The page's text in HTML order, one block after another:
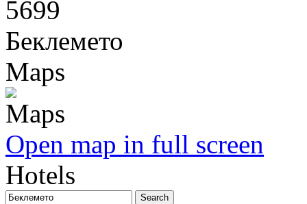
5699
Беклемето
Maps
Open map in full screen
Hotels